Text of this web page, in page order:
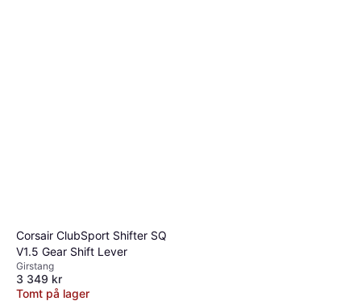
Corsair ClubSport Shifter SQ
V1.5 Gear Shift Lever
Girstang
3 349 kr
Tomt på lager